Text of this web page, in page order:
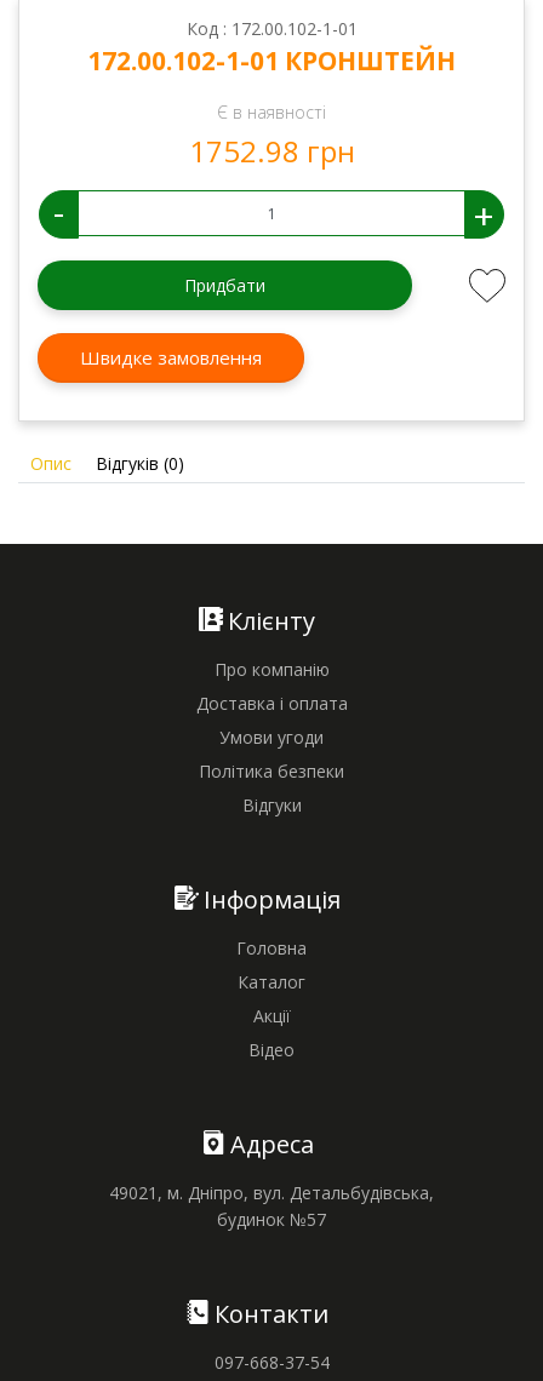
Код : 172.00.102-1-01
172.00.102-1-01 КРОНШТЕЙН
Є в наявності
1752.98 грн
- +
Придбати
Швидке замовлення
Опис Відгуків (0)
Клієнту
Про компанію
Доставка і оплата
Умови угоди
Політика безпеки
Відгуки
Інформація
Головна
Каталог
Акції
Відео
Адреса
49021, м. Дніпро, вул. Детальбудівська,
будинок №57
Контакти
097-668-37-54